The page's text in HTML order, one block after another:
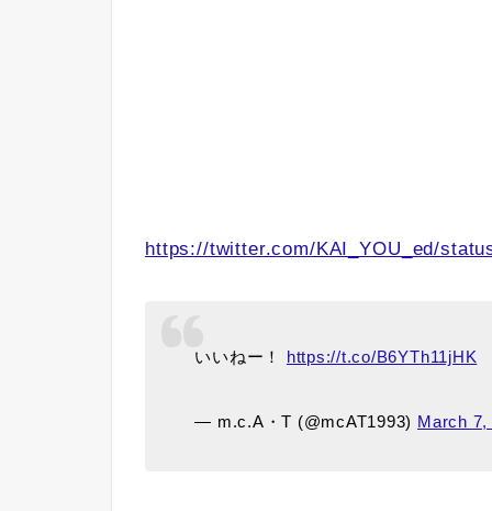
https://twitter.com/KAI_YOU_ed/
いいねー！ https://t.co/B6YTh11jHK
— m.c.A・T (@mcAT1993) March 7,